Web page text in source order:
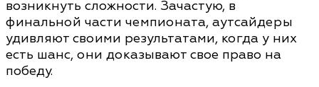
возникнуть сложности. Зачастую, в
финальной части чемпионата, аутсайдеры
удивляют своими результатами, когда у них
есть шанс, они доказывают свое право на
победу.